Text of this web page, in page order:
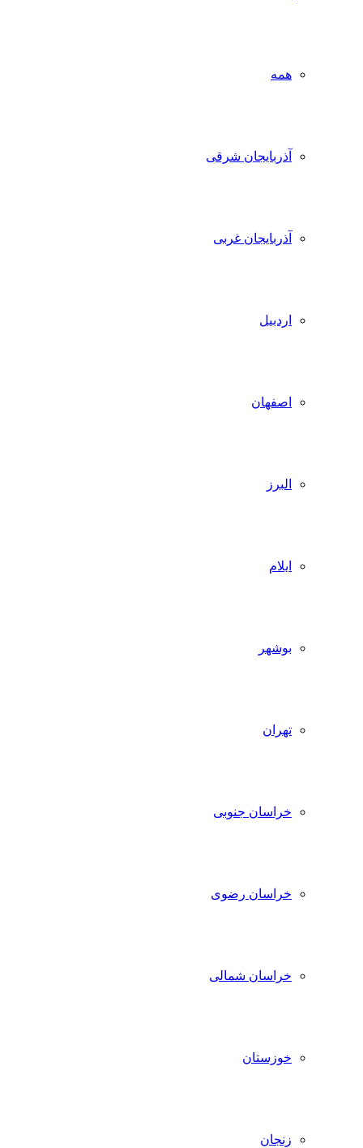
همه
آذربایجان شرقی
آذربایجان غربی
اردبیل
اصفهان
البرز
ایلام
بوشهر
تهران
خراسان جنوبی
خراسان رضوی
خراسان شمالی
خوزستان
زنجان